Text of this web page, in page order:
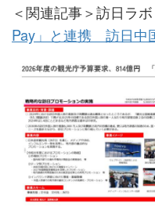
＜関連記事＞訪日ラボ
Pay」と連携 訪日中